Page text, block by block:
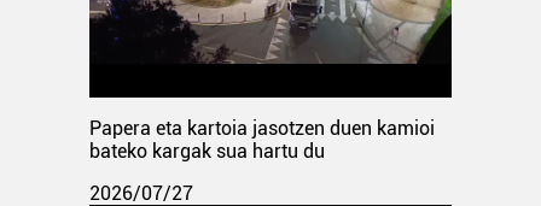
Papera eta kartoia jasotzen duen kamioi
bateko kargak sua hartu du
2026/07/27